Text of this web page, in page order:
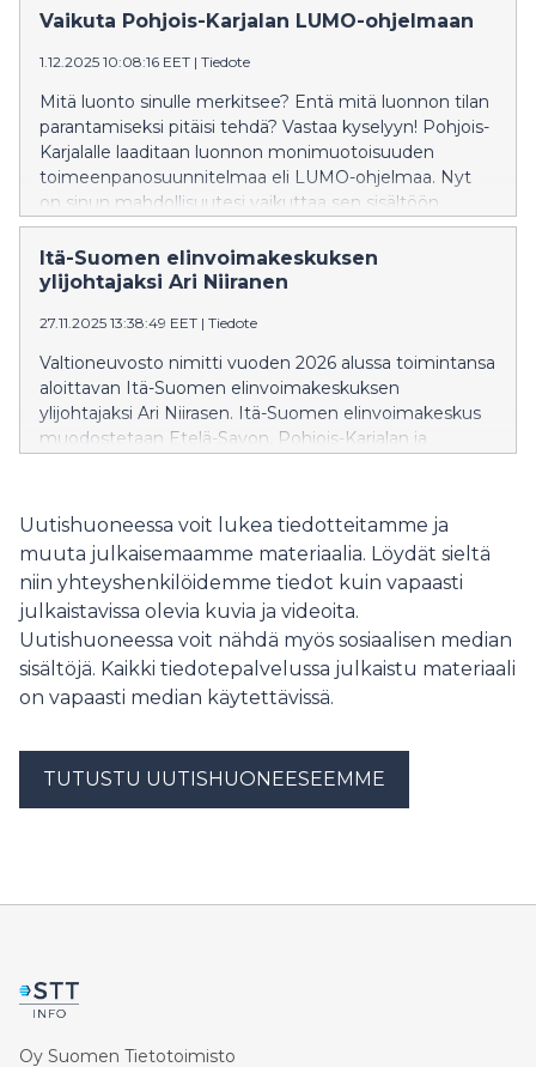
Maaseudun kehittämishankkeisiin myönnettiin tukea
yhteensä yli miljoonaa euroa.
Vaikuta Pohjois-Karjalan LUMO-ohjelmaan
1.12.2025 10:08:16 EET | Tiedote
Mitä luonto sinulle merkitsee? Entä mitä luonnon tilan
parantamiseksi pitäisi tehdä? Vastaa kyselyyn! Pohjois-
Karjalalle laaditaan luonnon monimuotoisuuden
toimeenpanosuunnitelmaa eli LUMO-ohjelmaa. Nyt
on sinun mahdollisuutesi vaikuttaa sen sisältöön.
Itä-Suomen elinvoimakeskuksen
ylijohtajaksi Ari Niiranen
27.11.2025 13:38:49 EET | Tiedote
Valtioneuvosto nimitti vuoden 2026 alussa toimintansa
aloittavan Itä-Suomen elinvoimakeskuksen
ylijohtajaksi Ari Niirasen. Itä-Suomen elinvoimakeskus
muodostetaan Etelä-Savon, Pohjois-Karjalan ja
Uutishuoneessa voit lukea tiedotteitamme ja
muuta julkaisemaamme materiaalia. Löydät sieltä
niin yhteyshenkilöidemme tiedot kuin vapaasti
julkaistavissa olevia kuvia ja videoita.
Uutishuoneessa voit nähdä myös sosiaalisen median
sisältöjä. Kaikki tiedotepalvelussa julkaistu materiaali
on vapaasti median käytettävissä.
TUTUSTU UUTISHUONEESEEMME
Oy Suomen Tietotoimisto